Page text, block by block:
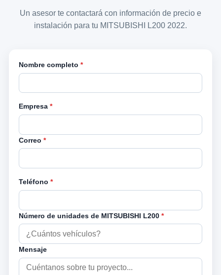
Un asesor te contactará con información de precio e
instalación para tu MITSUBISHI L200 2022.
Nombre completo *
Empresa *
Correo *
Teléfono *
Número de unidades de MITSUBISHI L200 *
Mensaje